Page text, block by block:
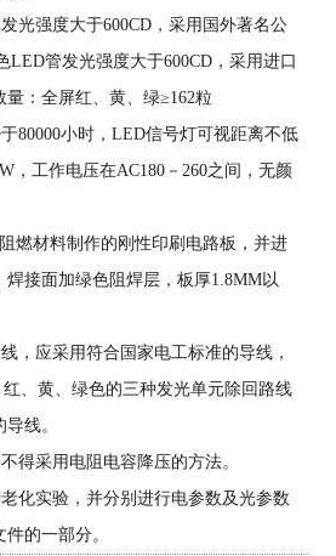
光强度大于600CD，采用国外著名公
LED管发光强度大于600CD，采用进口
：全屏红、黄、绿≥162粒
80000小时，LED信号灯可视距离不低
，工作电压在AC180－260之间，无颜
燃材料制作的刚性印刷电路板，并进
接面加绿色阻焊层，板厚1.8MM以
，应采用符合国家电工标准的导线，
、黄、绿色的三种发光单元除回路线
线。
得采用电阻电容降压的方法。
化实验，并分别进行电参数及光参数
的一部分。